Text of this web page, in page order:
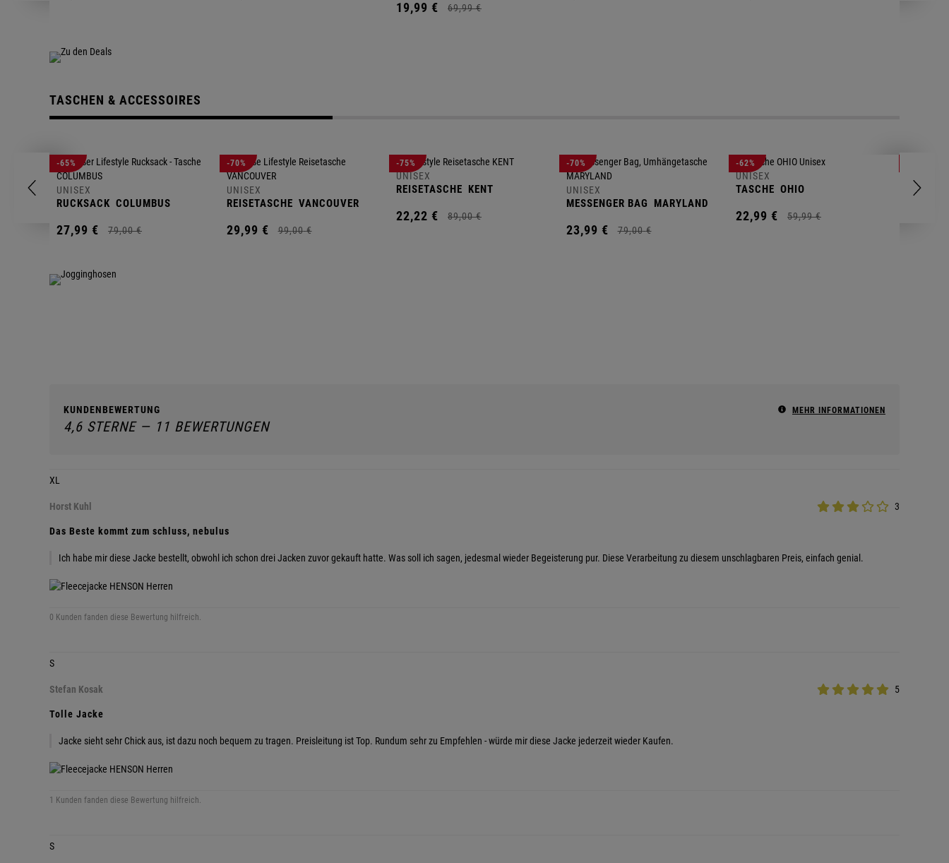
19,99 € 69,99 €
TASCHEN & ACCESSOIRES
-65%
UNISEX
RUCKSACK COLUMBUS
27,99 € 79,00 €
-70%
UNISEX
REISETASCHE VANCOUVER
29,99 € 99,00 €
-75%
UNISEX
REISETASCHE KENT
22,22 € 89,00 €
-70%
UNISEX
MESSENGER BAG MARYLAND
23,99 € 79,00 €
-62%
UNISEX
TASCHE OHIO
22,99 € 59,99 €
KUNDENBEWERTUNG MEHR INFORMATIONEN
4,6 STERNE — 11 BEWERTUNGEN
XL
Horst Kuhl 3
Das Beste kommt zum schluss, nebulus
Ich habe mir diese Jacke bestellt, obwohl ich schon drei Jacken zuvor gekauft hatte. Was soll ich sagen, jedesmal wieder Begeisterung pur. Diese Verarbeitung zu diesem unschlagbaren Preis, einfach genial.
0 Kunden fanden diese Bewertung hilfreich.
S
Stefan Kosak 5
Tolle Jacke
Jacke sieht sehr Chick aus, ist dazu noch bequem zu tragen. Preisleitung ist Top. Rundum sehr zu Empfehlen - würde mir diese Jacke jederzeit wieder Kaufen.
1 Kunden fanden diese Bewertung hilfreich.
S